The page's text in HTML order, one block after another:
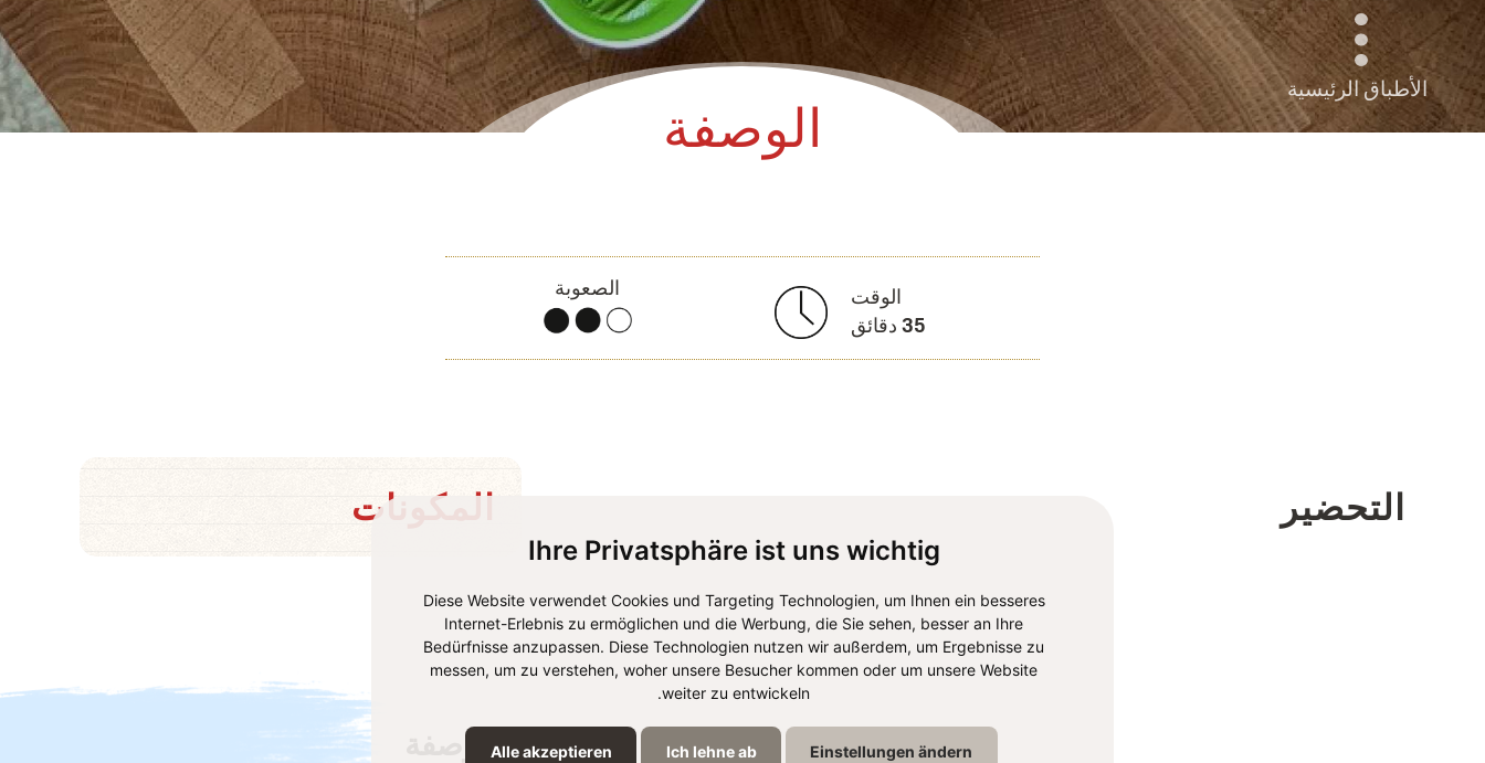
Ihre Privatsphäre ist uns wichtig
Diese Website verwendet Cookies und Targeting Technologien, um Ihnen ein besseres
Internet-Erlebnis zu ermöglichen und die Werbung, die Sie sehen, besser an Ihre
Bedürfnisse anzupassen. Diese Technologien nutzen wir außerdem, um Ergebnisse zu
messen, um zu verstehen, woher unsere Besucher kommen oder um unsere Website
weiter zu entwickeln.
Alle akzeptieren Ich lehne ab Einstellungen ändern
الأطباق الرئيسية
الوصفة
الصعوبة
الوقت
35 دقائق
المكونات التحضير
مشاركة الوصفة